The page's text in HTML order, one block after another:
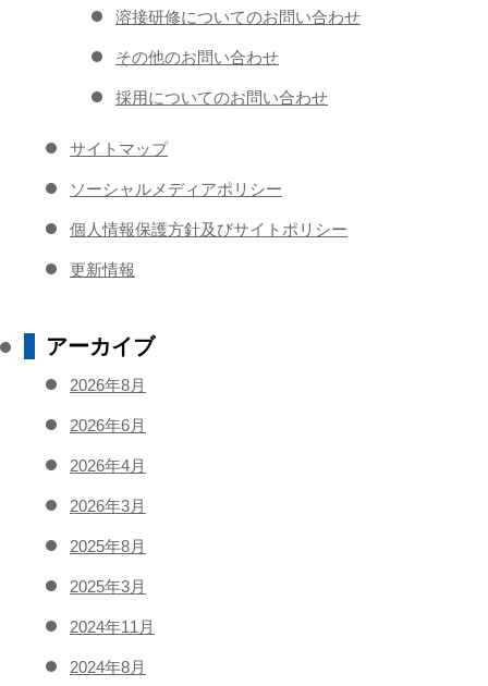
溶接研修についてのお問い合わせ
その他のお問い合わせ
採用についてのお問い合わせ
サイトマップ
ソーシャルメディアポリシー
個人情報保護方針及びサイトポリシー
更新情報
アーカイブ
2026年8月
2026年6月
2026年4月
2026年3月
2025年8月
2025年3月
2024年11月
2024年8月